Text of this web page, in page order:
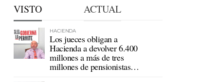
VISTO ACTUAL
HACIENDA
Los jueces obligan a
Hacienda a devolver 6.400
millones a más de tres
millones de pensionistas